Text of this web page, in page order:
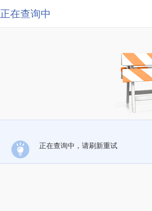
正在查询中
正在查询中，请刷新重试